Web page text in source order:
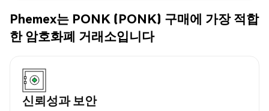
Phemex는 PONK (PONK) 구매에 가장 적합
한 암호화폐 거래소입니다
신뢰성과 보안